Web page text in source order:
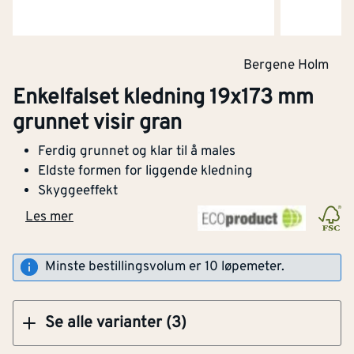
Bergene Holm
Enkelfalset kledning 19x173 mm
grunnet visir gran
Ferdig grunnet og klar til å males
Eldste formen for liggende kledning
Skyggeeffekt
Les mer
Minste bestillingsvolum er 10 løpemeter.
Se alle varianter (3)
E-falspanel 19x148 mm egghvit Drygolin
mellomstrøk visir gran
Bredde [mm] 173
Tykkelse [mm] 19